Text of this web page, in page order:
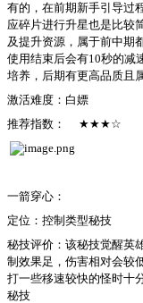
有的，在前期新手引导过
应碎片进行升星也是比较
及提升资源，属于前中期
使用结束后会有10秒的减
培养，后期有更高品质且
激活难度：白嫖
推荐指数：
★★★☆
一箭穿心：
定位：控制类型秘技
秘技评价：该秘技觉醒英
制效果足，伤害相对会较
打一些移速较快的怪时十
秘技